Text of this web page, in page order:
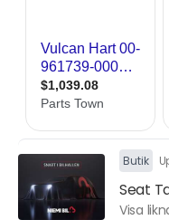
Butik
Seat
Visa